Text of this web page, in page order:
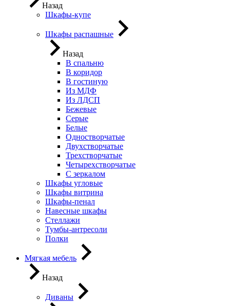
Назад
Шкафы-купе
Шкафы распашные
Назад
В спальню
В коридор
В гостиную
Из МДФ
Из ЛДСП
Бежевые
Серые
Белые
Одностворчатые
Двухстворчатые
Трехстворчатые
Четырехстворчатые
С зеркалом
Шкафы угловые
Шкафы витрина
Шкафы-пенал
Навесные шкафы
Стеллажи
Тумбы-антресоли
Полки
Мягкая мебель
Назад
Диваны